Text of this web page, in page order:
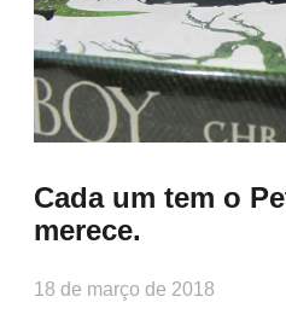
Cada um tem o
merece.
18 de março de 2018